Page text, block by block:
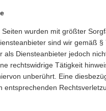
wurden mit größter
sind wir gemäß
als Diensteanbieter jedoch
rechtswidrige Tätigkeit
unberührt. Eine
entsprechenden